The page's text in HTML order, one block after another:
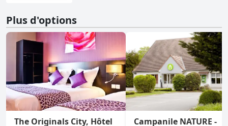
Plus d'options
The Originals City, Hôtel
Campanile NATURE -